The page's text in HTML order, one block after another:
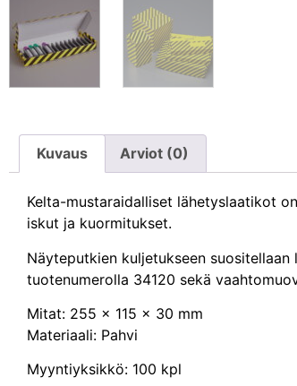
Kuvaus Arviot (0)
Kelta-mustaraidalliset lähetyslaatikot
iskut ja kuormitukset.
Näyteputkien kuljetukseen
tuotenumerolla 34120 sekä
Mitat: 255 x 115 x 30 mm
Materiaali: Pahvi
Myyntiyksikkö: 100 kpl